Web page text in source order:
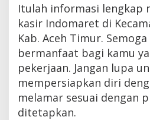
Itulah informasi lengkap
kasir Indomaret di
Kab. Aceh Timur.
bermanfaat bagi kamu
pekerjaan. Jangan lupa
mempersiapkan diri
melamar sesuai dengan
ditetapkan.